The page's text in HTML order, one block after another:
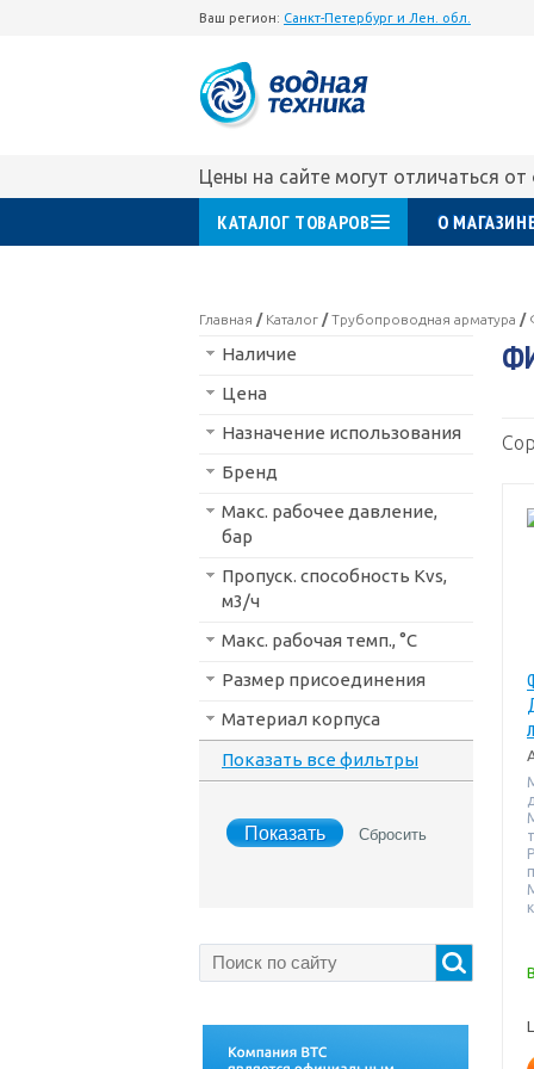
Ваш регион: Санкт-Петербург и Лен. обл.
Цены на сайте могут отличаться
КАТАЛОГ ТОВАРОВ О
Главная / Каталог /Трубопроводная арматура /
Наличие
Цена
Назначение использования
Бренд
Макс. рабочее давление,
бар
Пропуск. способность Kvs,
м3/ч
Макс. рабочая темп., °С
Размер присоединения
Материал корпуса
Показать все фильтры